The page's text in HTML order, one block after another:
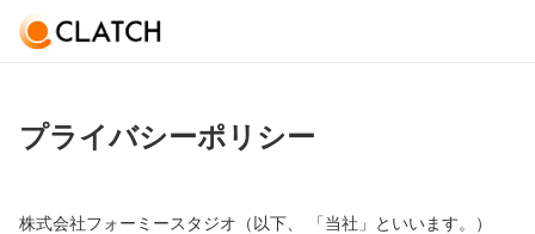
プライバシーポリシー
株式会社フォーミースタジオ（以下、 「当社」といいます。）